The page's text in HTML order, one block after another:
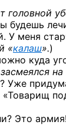
головной
будешь
У меня
«калаш».)
куда
Это